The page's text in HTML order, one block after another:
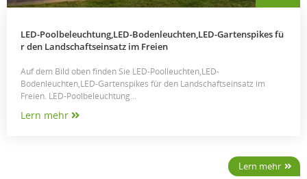
LED-Poolbeleuchtung,LED-Bodenleuchten,LED-Gartenspikes fü
r den Landschaftseinsatz im Freien
Auf dem Bild oben finden Sie LED-Poolleuchten,LED-
Bodenleuchten,LED-Gartenspikes für den Landschaftseinsatz im
Freien. LED-Poolbeleuchtung...
Lern mehr
Lern mehr